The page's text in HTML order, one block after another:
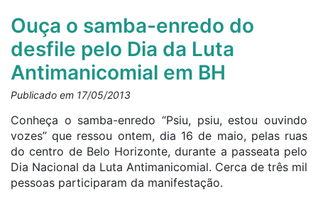
Ouça o samba-enredo do
desfile pelo Dia da Luta
Antimanicomial em BH
Publicado em 17/05/2013
Conheça o samba-enredo “Psiu, psiu, estou ouvindo
vozes” que ressou ontem, dia 16 de maio, pelas ruas
do centro de Belo Horizonte, durante a passeata pelo
Dia Nacional da Luta Antimanicomial. Cerca de três mil
pessoas participaram da manifestação.